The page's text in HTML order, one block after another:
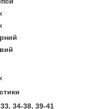
34-38, 39-41